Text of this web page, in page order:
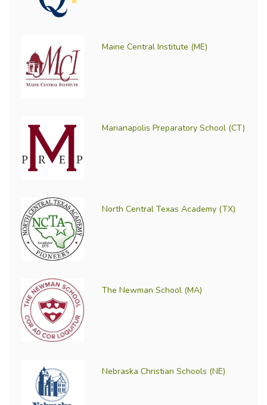
Maine Central Institute (ME)
Marianapolis Preparatory School (CT)
North Central Texas Academy (TX)
The Newman School (MA)
Nebraska Christian Schools (NE)